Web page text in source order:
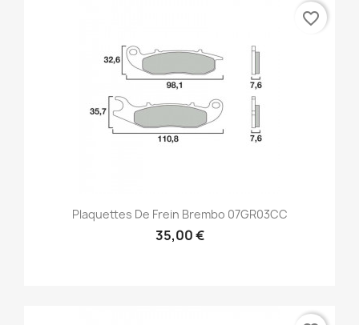
Plaquettes De Frein Brembo 07GR03CC
35,00 €
favorite_border